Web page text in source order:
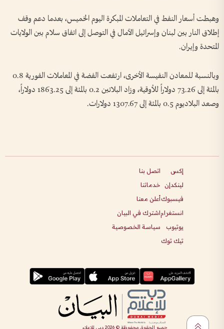
وهبطت أسعار النفط في التعاملات المبكرة اليوم الخميس، بعدما دعم وقف
إطلاق النار بين لبنان وإسرائيل الآمال في التوصل إلى اتفاق سلام بين الولايات
‌المتحدة وإيران.
وبالنسبة للمعادن النفيسة الأخرى، ارتفعت الفضة في ​المعاملات الفورية 0.8
بالمئة إلى 73.26 دولاراً للأوقية، وزاد البلاتين 0.2 بالمئة إلى 1863.25 دولاراً،
وصعد البلاديوم 0.5 بالمئة ​إلى 1307.67 دولارات.
إكس
لينكدإن
فيسبوك
انستغرام
يوتيوب
تيك توك
اتصل بنا
خدماتنا
أعلن معنا
اشترك في البيان
سياسة الخصوصية
جميع الحقوق محفوظة ©2026 دبي للإعلام